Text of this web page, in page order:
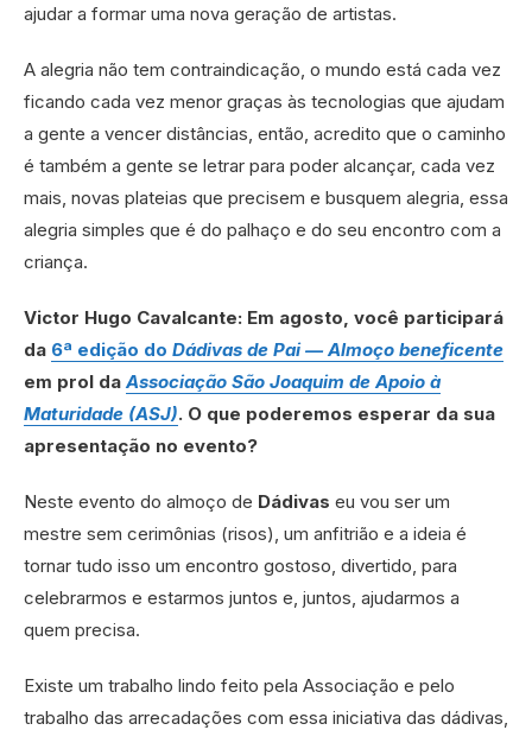
ajudar a formar uma nova geração de artistas.
A alegria não tem contraindicação, o mundo está cada vez
ficando cada vez menor graças às tecnologias que ajudam
a gente a vencer distâncias, então, acredito que o caminho
é também a gente se letrar para poder alcançar, cada vez
mais, novas plateias que precisem e busquem alegria, essa
alegria simples que é do palhaço e do seu encontro com a
criança.
Victor Hugo Cavalcante: Em agosto, você participará
da 6ª edição do Dádivas de Pai — Almoço beneficente
em prol da Associação São Joaquim de Apoio à
Maturidade (ASJ). O que poderemos esperar da sua
apresentação no evento?
Neste evento do almoço de Dádivas eu vou ser um
mestre sem cerimônias (risos), um anfitrião e a ideia é
tornar tudo isso um encontro gostoso, divertido, para
celebrarmos e estarmos juntos e, juntos, ajudarmos a
quem precisa.
Existe um trabalho lindo feito pela Associação e pelo
trabalho das arrecadações com essa iniciativa das dádivas,